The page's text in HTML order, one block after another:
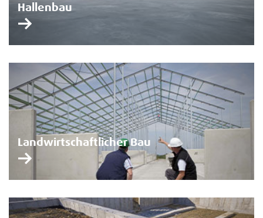
Hallenbau
Landwirtschaftlicher Bau